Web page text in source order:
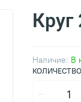
Наличие: В
КОЛИЧЕСТВО